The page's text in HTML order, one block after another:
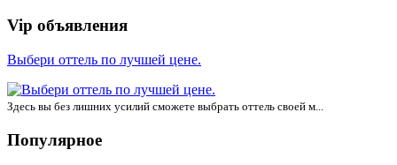
Vip объявления
Выбери оттель по лучшей цене.
Здесь вы без лишних усилий сможете выбрать оттель своей м...
Популярное